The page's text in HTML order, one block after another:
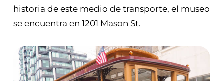
historia de este medio de transporte, el museo
se encuentra en 1201 Mason St.